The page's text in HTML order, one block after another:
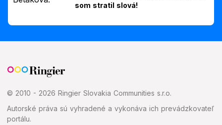
som stratil slová!
© 2010 - 2026 Ringier Slovakia Communities s.r.o.
Autorské práva sú vyhradené a vykonáva ich prevádzkovateľ
portálu.